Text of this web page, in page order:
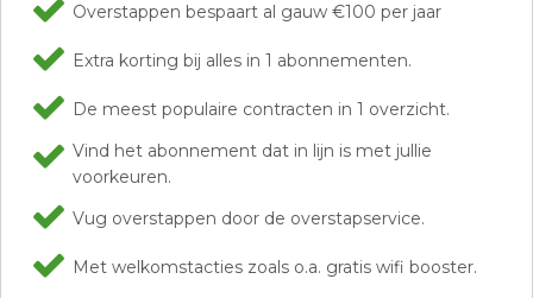
Overstappen bespaart al gauw €100 per jaar
Extra korting bij alles in 1 abonnementen.
De meest populaire contracten in 1 overzicht.
Vind het abonnement dat in lijn is met jullie
voorkeuren.
Vug overstappen door de overstapservice.
Met welkomstacties zoals o.a. gratis wifi booster.